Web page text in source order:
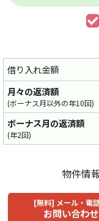
借り入れ金額
月々の返済額
(ボーナス月以外の年10回)
ボーナス月の返済額
(年2回)
物件情
[無料] メール・電
お問い合わせ